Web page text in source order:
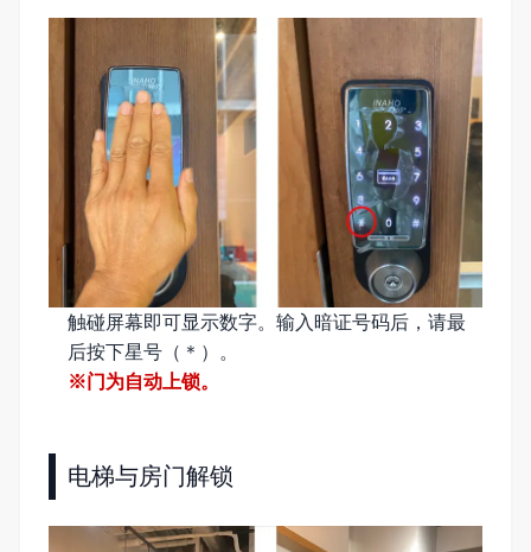
触碰屏幕即可显示数字。输入暗证号码后，请最
后按下星号（＊）。
※门为自动上锁。
电梯与房门解锁